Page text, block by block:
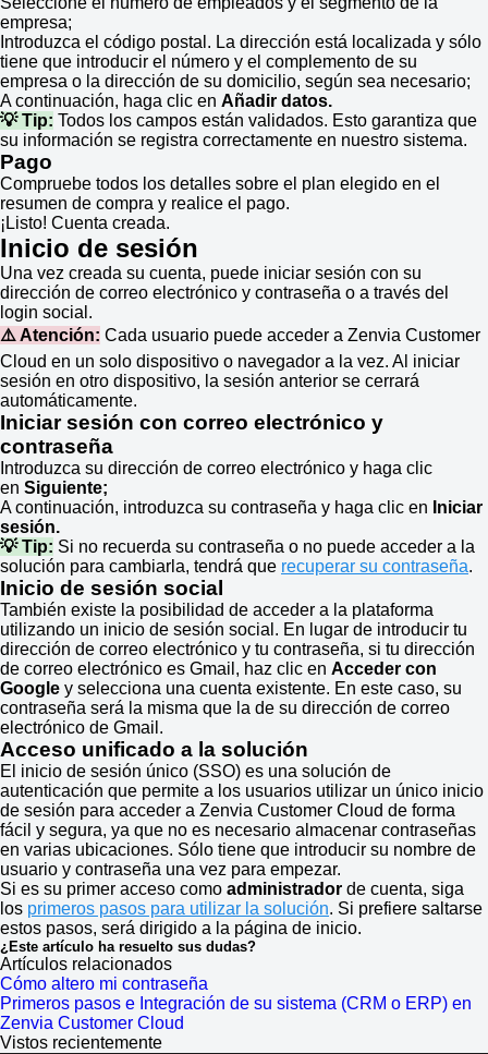
empresa;
Introduzca el código postal. La dirección está localizada y sólo
tiene que introducir el número y el complemento de su
empresa o la dirección de su domicilio, según sea necesario;
A continuación, haga clic en Añadir datos.
💡 Tip: Todos los campos están validados. Esto garantiza que
su información se registra correctamente en nuestro sistema.
Pago
Compruebe todos los detalles sobre el plan elegido en el
resumen de compra y realice el pago.
¡Listo! Cuenta creada.
Inicio de sesión
Una vez creada su cuenta, puede iniciar sesión con su
dirección de correo electrónico y contraseña o a través del
login social.
⚠️ Atención: Cada usuario puede acceder a Zenvia Customer
Cloud en un solo dispositivo o navegador a la vez. Al iniciar
sesión en otro dispositivo, la sesión anterior se cerrará
automáticamente.
Iniciar sesión con correo electrónico y
contraseña
Introduzca su dirección de correo electrónico y haga clic
en Siguiente;
A continuación, introduzca su contraseña y haga clic en Iniciar
sesión.
💡 Tip: Si no recuerda su contraseña o no puede acceder a la
solución para cambiarla, tendrá que recuperar su contraseña.
Inicio de sesión social
También existe la posibilidad de acceder a la plataforma
utilizando un inicio de sesión social. En lugar de introducir tu
dirección de correo electrónico y tu contraseña, si tu dirección
de correo electrónico es Gmail, haz clic en Acceder con
Google y selecciona una cuenta existente. En este caso, su
contraseña será la misma que la de su dirección de correo
electrónico de Gmail.
Acceso unificado a la solución
El inicio de sesión único (SSO) es una solución de
autenticación que permite a los usuarios utilizar un único inicio
de sesión para acceder a Zenvia Customer Cloud de forma
fácil y segura, ya que no es necesario almacenar contraseñas
en varias ubicaciones. Sólo tiene que introducir su nombre de
usuario y contraseña una vez para empezar.
Si es su primer acceso como administrador de cuenta, siga
los primeros pasos para utilizar la solución. Si prefiere saltarse
estos pasos, será dirigido a la página de inicio.
¿Este artículo ha resuelto sus dudas?
Artículos relacionados
Cómo altero mi contraseña
Primeros pasos e Integración de su sistema (CRM o ERP) en
Zenvia Customer Cloud
Vistos recientemente